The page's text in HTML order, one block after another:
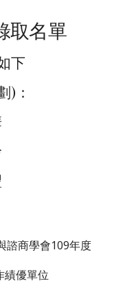
取名單
下
)：
諮商學會109年度
作績優單位